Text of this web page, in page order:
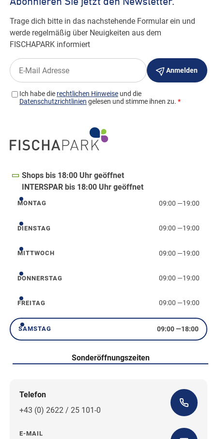
Shops bis 18:00 Uhr geöffnet
INTERSPAR bis 18:00 Uhr geöffnet
Montag
MONTAG 09:00 —19:00
Dienstag
DIENSTAG 09:00 —19:00
Mittwoch
MITTWOCH 09:00 —19:00
Donnerstag
DONNERSTAG 09:00 —19:00
Freitag
FREITAG 09:00 —19:00
Samstag
SAMSTAG 09:00—18:00
Sonderöffnungszeiten
Telefon
+43 (0) 2622 / 25 101-0
E-MAIL